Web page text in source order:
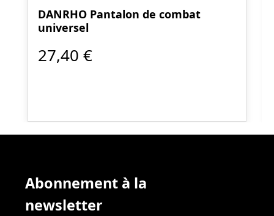
DANRHO Pantalon de combat
universel
27,40 €
Abonnement à la
newsletter